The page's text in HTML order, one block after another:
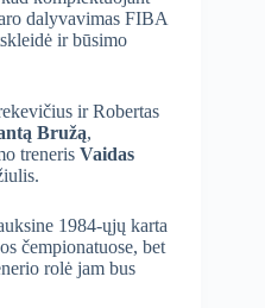
dalyvavimas FIBA
ir būsimo
ir Robertas
Bružą,
treneris Vaidas
1984-ųjų karta
čempionatuose, bet
rolė jam bus